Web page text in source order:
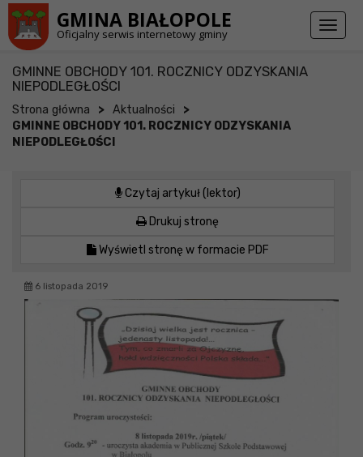
GMINA BIAŁOPOLE
Oficjalny serwis internetowy gminy
Toggle
GMINNE OBCHODY 101. ROCZNICY ODZYSKANIA
NIEPODLEGŁOŚCI
Strona główna > Aktualności >
GMINNE OBCHODY 101. ROCZNICY ODZYSKANIA
NIEPODLEGŁOŚCI
Czytaj artykuł (lektor)
Drukuj stronę
Wyświetl stronę w formacie PDF
6 listopada 2019